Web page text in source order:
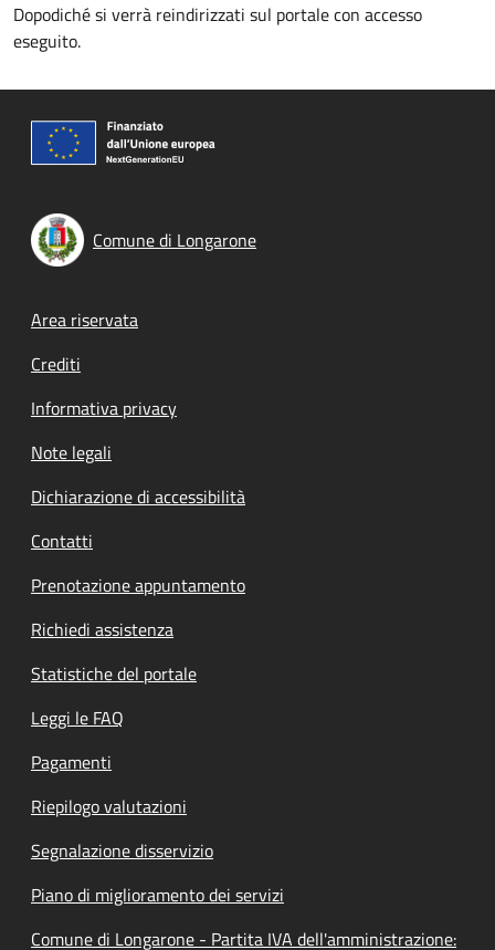
Dopodiché si verrà reindirizzati sul portale con accesso
eseguito.
Comune di Longarone
Footer menu
Area riservata
Crediti
Informativa privacy
Note legali
Dichiarazione di accessibilità
Contatti
Prenotazione appuntamento
Richiedi assistenza
Statistiche del portale
Leggi le FAQ
Pagamenti
Riepilogo valutazioni
Segnalazione disservizio
Piano di miglioramento dei servizi
Comune di Longarone - Partita IVA dell'amministrazione: